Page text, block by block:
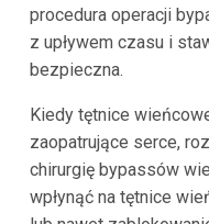
procedura operacji
z upływem czasu i
bezpieczna.
Kiedy tętnice
zaopatrujące serce,
chirurgię bypassów
wpłynąć na tętnice